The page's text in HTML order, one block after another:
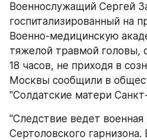
Военнослужащий Сергей
госпитализированный на
Военно-медицинскую
тяжелой травмой головы,
18 часов, не приходя в
Москвы сообщили в
"Солдатские матери
"Следствие ведет военная
Сертоловского